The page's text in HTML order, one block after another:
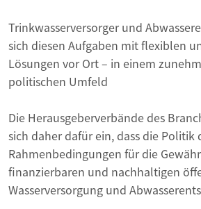
Trinkwasserversorger und
sich diesen Aufgaben mit flexiblen
Lösungen vor Ort – in einem
politischen Umfeld
Die Herausgeberverbände des
sich daher dafür ein, dass die
Rahmenbedingungen für die
finanzierbaren und nachhaltigen
Wasserversorgung und